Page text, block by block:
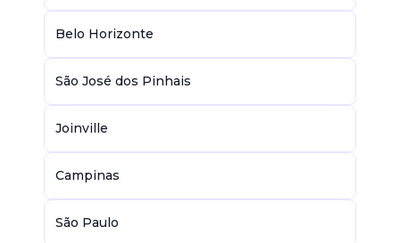
Belo Horizonte
São José dos Pinhais
Joinville
Campinas
São Paulo